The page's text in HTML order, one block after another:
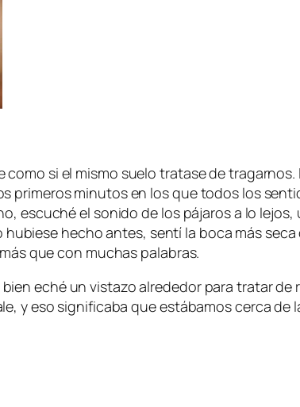
si el mismo suelo tratase de
minutos en los que todos los
escuché el sonido de los pájaros a lo
hecho antes, sentí la boca más
que con muchas palabras.
eché un vistazo alrededor para tratar
y eso significaba que estábamos cerca de